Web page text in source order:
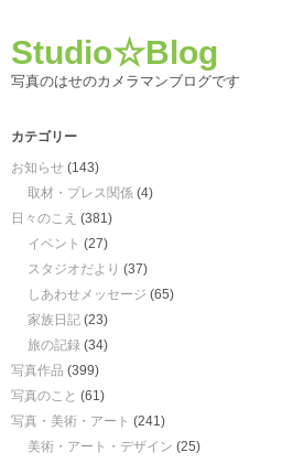
Studio☆Blog
写真のはせのカメラマンブログです
カテゴリー
お知らせ (143)
取材・プレス関係 (4)
日々のこえ (381)
イベント (27)
スタジオだより (37)
しあわせメッセージ (65)
家族日記 (23)
旅の記録 (34)
写真作品 (399)
写真のこと (61)
写真・美術・アート (241)
美術・アート・デザイン (25)